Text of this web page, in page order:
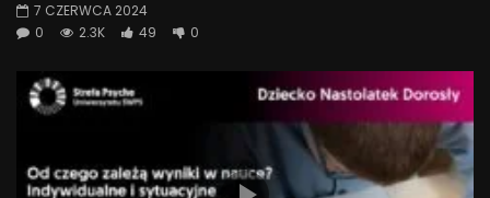
7 CZERWCA 2024
0
2.3K 49 0